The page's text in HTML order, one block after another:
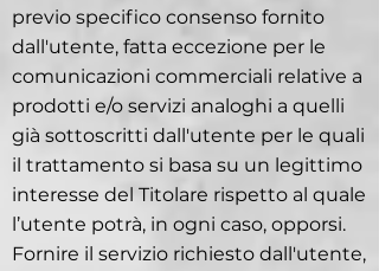
previo specifico consenso fornito
dall'utente, fatta eccezione per le
comunicazioni commerciali relative a
prodotti e/o servizi analoghi a quelli
già sottoscritti dall'utente per le quali
il trattamento si basa su un legittimo
interesse del Titolare rispetto al quale
l’utente potrà, in ogni caso, opporsi.
Fornire il servizio richiesto dall'utente,